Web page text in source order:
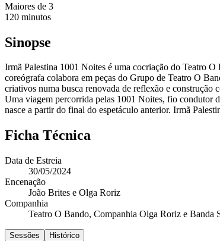
Maiores de 3
120 minutos
Sinopse
Irmã Palestina 1001 Noites é uma cocriação do Teatro
coreógrafa colabora em peças do Grupo de Teatro O
criativos numa busca renovada de reflexão e construção
Uma viagem percorrida pelas 1001 Noites, fio condutor
nasce a partir do final do espetáculo anterior. Irmã
Ficha Técnica
Data de Estreia
30/05/2024
Encenação
João Brites e Olga Roriz
Companhia
Teatro O Bando, Companhia Olga Roriz e Banda
Sessões Histórico